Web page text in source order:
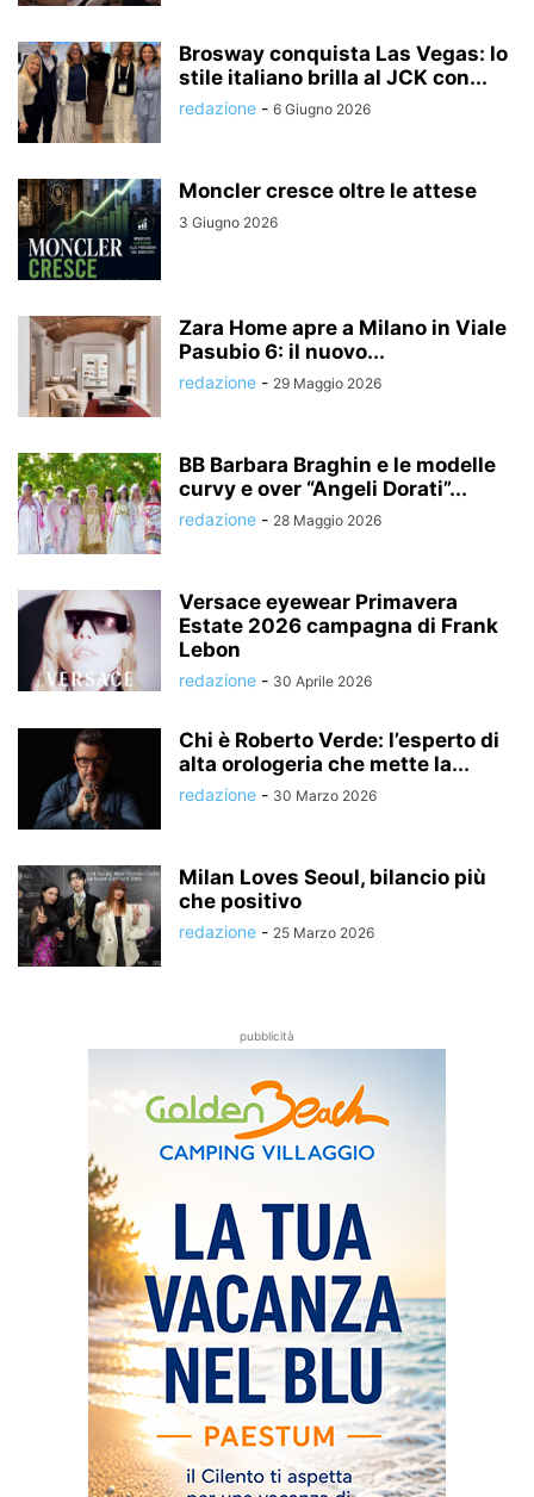
Brosway conquista Las Vegas: lo
stile italiano brilla al JCK con...
redazione - 6 Giugno 2026
Moncler cresce oltre le attese
3 Giugno 2026
Zara Home apre a Milano in Viale
Pasubio 6: il nuovo...
redazione - 29 Maggio 2026
BB Barbara Braghin e le modelle
curvy e over “Angeli Dorati”...
redazione - 28 Maggio 2026
Versace eyewear Primavera
Estate 2026 campagna di Frank
Lebon
redazione - 30 Aprile 2026
Chi è Roberto Verde: l’esperto di
alta orologeria che mette la...
redazione - 30 Marzo 2026
Milan Loves Seoul, bilancio più
che positivo
redazione - 25 Marzo 2026
pubblicità